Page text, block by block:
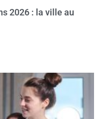
2026 : la ville au